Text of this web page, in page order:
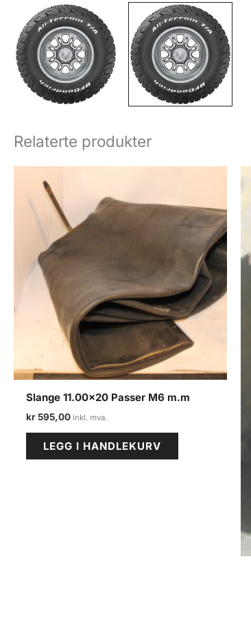
Relaterte produkter
Slange 11.00×20 Passer M6 m.m
kr595,00
LEGG I HANDLEKURV